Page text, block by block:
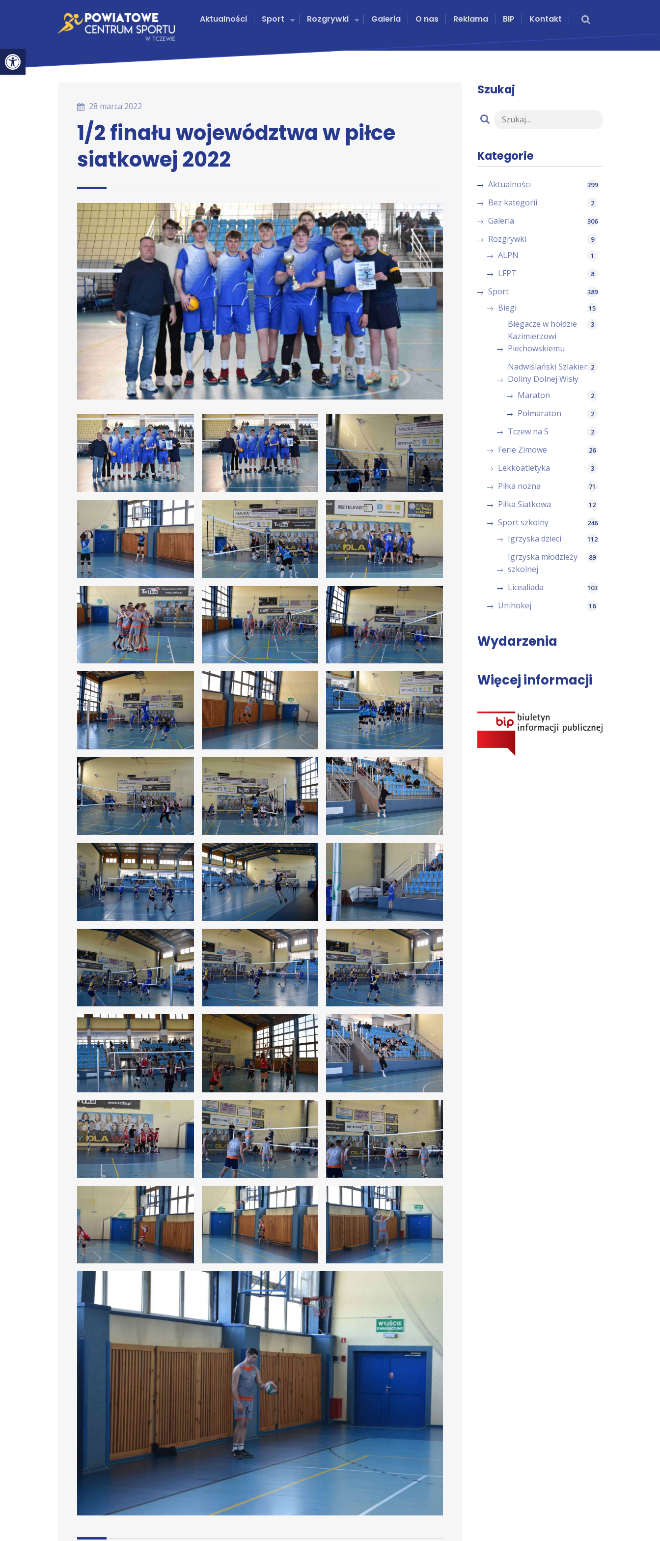
Otwórz pasek narzędzi
Aktualności Sport Rozgrywki Galeria O nas Reklama BIP Kontakt
28 marca 2022
1/2 finału województwa w piłce
siatkowej 2022
Szukaj
Kategorie
Aktualności 399
Bez kategorii 2
Galeria 306
Rozgrywki 9
ALPN 1
LFPT 8
Sport 389
Biegi 15
Biegacze w hołdzie
Kazimierzowi
Piechowskiemu
3
Nadwiślański Szlakiem
Doliny Dolnej Wisły
2
Maraton 2
Połmaraton 2
Tczew na 5 2
Ferie Zimowe 26
Lekkoatletyka 3
Piłka nożna 71
Piłka Siatkowa 12
Sport szkolny 246
Igrzyska dzieci 112
Igrzyska młodzieży
szkolnej
89
Licealiada 103
Unihokej 16
Wydarzenia
Więcej informacji